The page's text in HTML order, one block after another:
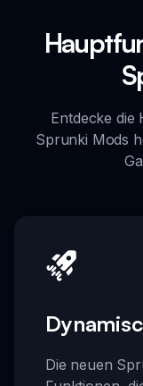
Entdecke die
Sprunki Mods
Die neuen